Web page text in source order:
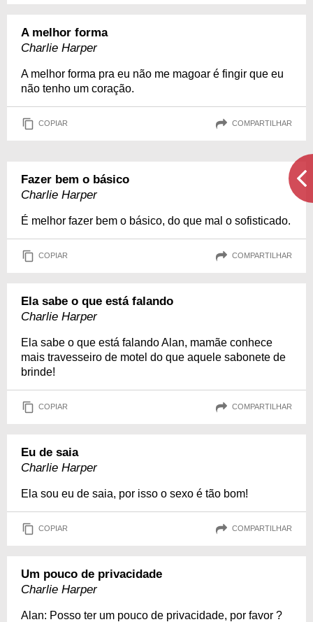
A melhor forma
Charlie Harper
A melhor forma pra eu não me magoar é fingir que eu
não tenho um coração.
COPIAR COMPARTILHAR
Fazer bem o básico
Charlie Harper
É melhor fazer bem o básico, do que mal o sofisticado.
COPIAR COMPARTILHAR
Ela sabe o que está falando
Charlie Harper
Ela sabe o que está falando Alan, mamãe conhece
mais travesseiro de motel do que aquele sabonete de
brinde!
COPIAR COMPARTILHAR
Eu de saia
Charlie Harper
Ela sou eu de saia, por isso o sexo é tão bom!
COPIAR COMPARTILHAR
Um pouco de privacidade
Charlie Harper
Alan: Posso ter um pouco de privacidade, por favor ?